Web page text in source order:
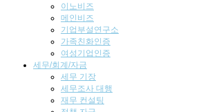
이노비즈
메인비즈
기업부설연구소
가족친화인증
여성기업인증
세무/회계/자금
세무 기장
세무조사 대행
재무 컨설팅